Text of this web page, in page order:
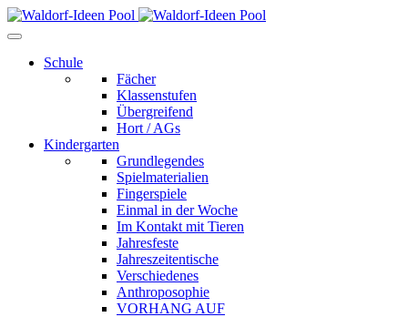
Schule
Fächer
Klassenstufen
Übergreifend
Hort / AGs
Kindergarten
Grundlegendes
Spielmaterialien
Fingerspiele
Einmal in der Woche
Im Kontakt mit Tieren
Jahresfeste
Jahreszeitentische
Verschiedenes
Anthroposophie
VORHANG AUF